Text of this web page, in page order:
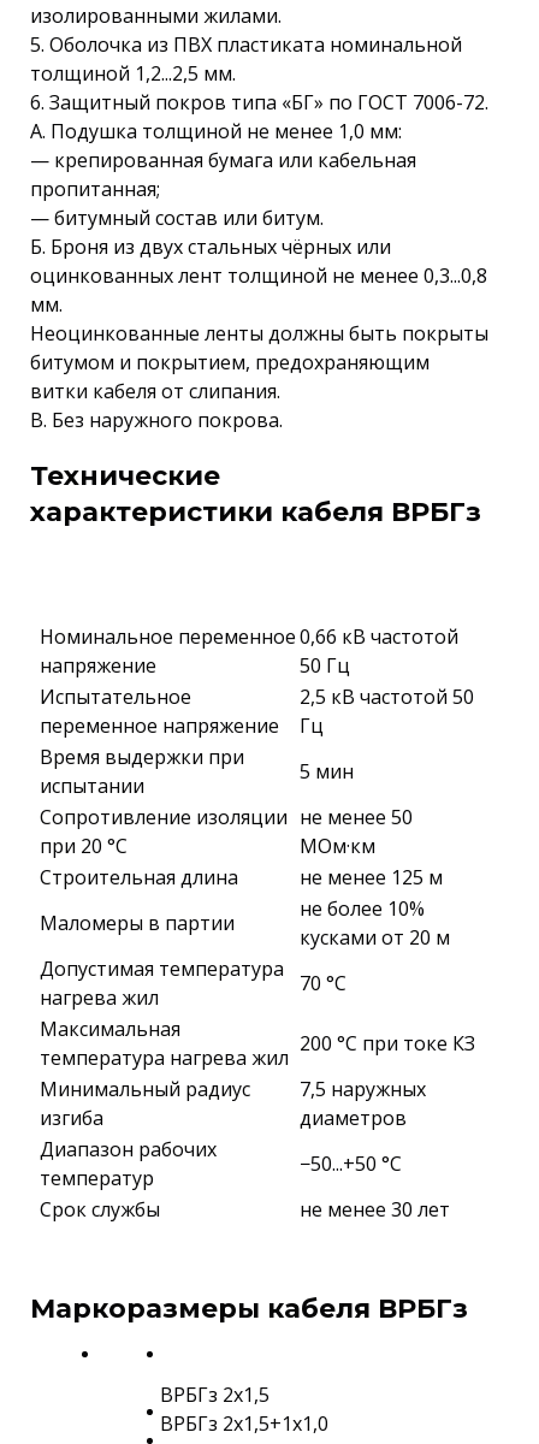
изолированными жилами.
5. Оболочка из ПВХ пластиката номинальной
толщиной 1,2...2,5 мм.
6. Защитный покров типа «БГ» по ГОСТ 7006-72.
А. Подушка толщиной не менее 1,0 мм:
— крепированная бумага или кабельная
пропитанная;
— битумный состав или битум.
Б. Броня из двух стальных чёрных или
оцинкованных лент толщиной не менее 0,3...0,8
мм.
Неоцинкованные ленты должны быть покрыты
битумом и покрытием, предохраняющим
витки кабеля от слипания.
В. Без наружного покрова.
Технические
характеристики кабеля ВРБГз
Номинальное переменное
напряжение
0,66 кВ частотой
50 Гц
Испытательное
переменное напряжение
2,5 кВ частотой 50
Гц
Время выдержки при
испытании
5 мин
Сопротивление изоляции
при 20 °С
не менее 50
МОм·км
Строительная длина
не менее 125 м
Маломеры в партии
не более 10%
кусками от 20 м
Допустимая температура
нагрева жил
70 °C
Максимальная
температура нагрева жил
200 °C при токе КЗ
Минимальный радиус
изгиба
7,5 наружных
диаметров
Диапазон рабочих
температур
−50...+50 °C
Срок службы
не менее 30 лет
Маркоразмеры кабеля ВРБГз
ВРБГз 2х1,5
ВРБГз 2х1,5+1х1,0